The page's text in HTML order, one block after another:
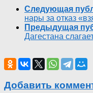
Следующая
нары за отказ
Предыдущая
Дагестана
Добавить